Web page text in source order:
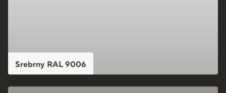
Srebrny RAL 9006